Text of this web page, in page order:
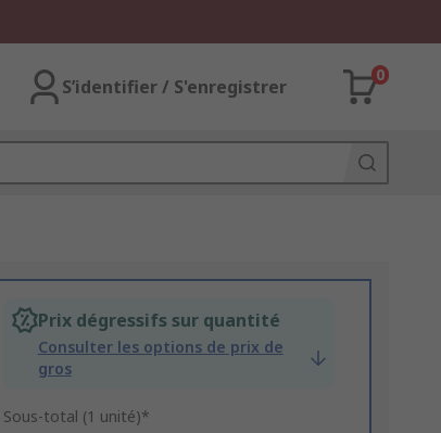
S’identifier / S'enregistrer
0
Prix dégressifs sur quantité
Consulter les options de prix de
gros
Sous-total (1 unité)*